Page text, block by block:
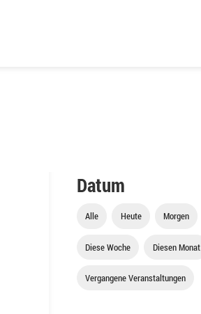
Datum
Alle Heute Morgen
Diese Woche Diesen Monat
Vergangene Veranstaltungen